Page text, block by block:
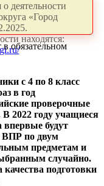
деятельности
«Город
находятся:
обязательном
с 4 по 8 класс
в год
проверочные
2022 году учащиеся
впервые будут
ВПР по двум
предметам и
случайно.
подготовки